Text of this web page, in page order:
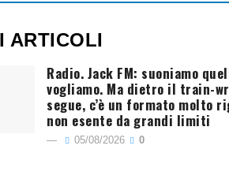
ARTICOLI
Radio. Jack FM: suoniamo
vogliamo. Ma dietro il train-
segue, c’è un formato molto
non esente da grandi limiti
05/08/2026 0